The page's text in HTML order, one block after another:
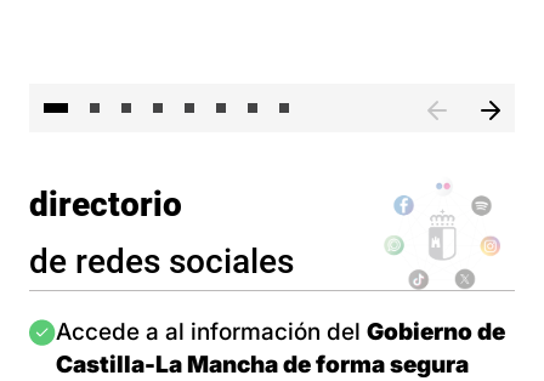
directorio
de redes sociales
Imagen
Accede a al información del Gobierno de
Castilla-La Mancha de forma segura